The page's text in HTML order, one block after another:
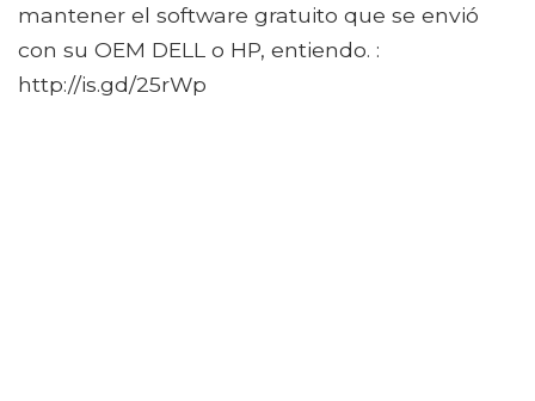
mantener el software gratuito que se envió
con su OEM DELL o HP, entiendo. :
http://is.gd/25rWp